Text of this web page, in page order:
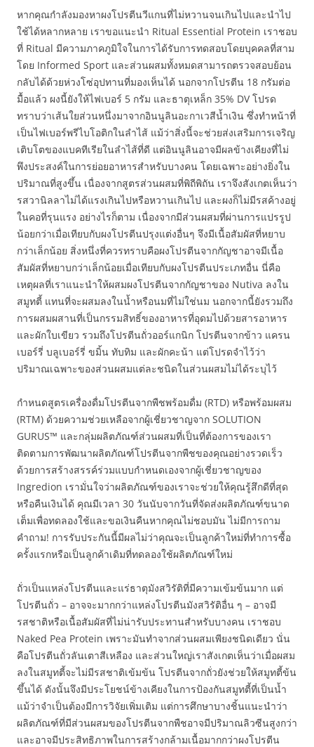
หากคุณกำลังมองหาผงโปรตีนวีแกนที่ไม่หวานจนเกินไปและนำไป
ใช้ได้หลากหลาย เราขอแนะนำ Ritual Essential Protein เราชอบ
ที่ Ritual มีความภาคภูมิใจในการได้รับการทดสอบโดยบุคคลที่สาม
โดย Informed Sport และส่วนผสมทั้งหมดสามารถตรวจสอบย้อน
กลับได้ด้วยห่วงโซ่อุปทานที่มองเห็นได้ นอกจากโปรตีน 18 กรัมต่อ
มื้อแล้ว ผงนี้ยังให้ไฟเบอร์ 5 กรัม และธาตุเหล็ก 35% DV โปรด
ทราบว่าเส้นใยส่วนหนึ่งมาจากอินนูลินอะกาเวสีน้ำเงิน ซึ่งทำหน้าที่
เป็นไฟเบอร์พรีไบโอติกในลำไส้ แม้ว่าสิ่งนี้จะช่วยส่งเสริมการเจริญ
เติบโตของแบคทีเรียในลำไส้ที่ดี แต่อินนูลินอาจมีผลข้างเคียงที่ไม่
พึงประสงค์ในการย่อยอาหารสำหรับบางคน โดยเฉพาะอย่างยิ่งใน
ปริมาณที่สูงขึ้น เนื่องจากสูตรส่วนผสมที่พิถีพิถัน เราจึงสังเกตเห็นว่า
รสวานิลลาไม่ได้แรงเกินไปหรือหวานเกินไป และผงก็ไม่มีรสค้างอยู่
ในคอที่รุนแรง อย่างไรก็ตาม เนื่องจากมีส่วนผสมที่ผ่านการแปรรูป
น้อยกว่าเมื่อเทียบกับผงโปรตีนปรุงแต่งอื่นๆ จึงมีเนื้อสัมผัสที่หยาบ
กว่าเล็กน้อย สิ่งหนึ่งที่ควรทราบคือผงโปรตีนจากกัญชาอาจมีเนื้อ
สัมผัสที่หยาบกว่าเล็กน้อยเมื่อเทียบกับผงโปรตีนประเภทอื่น นี่คือ
เหตุผลที่เราแนะนำให้ผสมผงโปรตีนจากกัญชาของ Nutiva ลงใน
สมูทตี้ แทนที่จะผสมลงในน้ำหรือนมที่ไม่ใช่นม นอกจากนี้ยังรวมถึง
การผสมผสานที่เป็นกรรมสิทธิ์ของอาหารที่อุดมไปด้วยสารอาหาร
และผักใบเขียว รวมถึงโปรตีนถั่วออร์แกนิก โปรตีนจากข้าว แครน
เบอร์รี่ บลูเบอร์รี่ ขมิ้น ทับทิม และผักคะน้า แต่โปรดจำไว้ว่า
ปริมาณเฉพาะของส่วนผสมแต่ละชนิดในส่วนผสมไม่ได้ระบุไว้
กำหนดสูตรเครื่องดื่มโปรตีนจากพืชพร้อมดื่ม (RTD) หรือพร้อมผสม
(RTM) ด้วยความช่วยเหลือจากผู้เชี่ยวชาญจาก SOLUTION
GURUS™ และกลุ่มผลิตภัณฑ์ส่วนผสมที่เป็นที่ต้องการของเรา
ติดตามการพัฒนาผลิตภัณฑ์โปรตีนจากพืชของคุณอย่างรวดเร็ว
ด้วยการสร้างสรรค์ร่วมแบบกำหนดเองจากผู้เชี่ยวชาญของ
Ingredion เรามั่นใจว่าผลิตภัณฑ์ของเราจะช่วยให้คุณรู้สึกดีที่สุด
หรือคืนเงินได้ คุณมีเวลา 30 วันนับจากวันที่จัดส่งผลิตภัณฑ์ขนาด
เต็มเพื่อทดลองใช้และขอเงินคืนหากคุณไม่ชอบมัน ไม่มีการถาม
คำถาม! การรับประกันนี้มีผลไม่ว่าคุณจะเป็นลูกค้าใหม่ที่ทำการซื้อ
ครั้งแรกหรือเป็นลูกค้าเดิมที่ทดลองใช้ผลิตภัณฑ์ใหม่
ถั่วเป็นแหล่งโปรตีนและแร่ธาตุมังสวิรัติที่มีความเข้มข้นมาก แต่
โปรตีนถั่ว – อาจจะมากกว่าแหล่งโปรตีนมังสวิรัติอื่น ๆ – อาจมี
รสชาติหรือเนื้อสัมผัสที่ไม่น่ารับประทานสำหรับบางคน เราชอบ
Naked Pea Protein เพราะมันทำจากส่วนผสมเพียงชนิดเดียว นั่น
คือโปรตีนถั่วลันเตาสีเหลือง และส่วนใหญ่เราสังเกตเห็นว่าเมื่อผสม
ลงในสมูทตี้จะไม่มีรสชาติเข้มข้น โปรตีนจากถั่วยังช่วยให้สมูทตี้ข้น
ขึ้นได้ ดังนั้นจึงมีประโยชน์ข้างเคียงในการป้องกันสมูทตี้ที่เป็นน้ำ
แม้ว่าจำเป็นต้องมีการวิจัยเพิ่มเติม แต่การศึกษาบางชิ้นแนะนำว่า
ผลิตภัณฑ์ที่มีส่วนผสมของโปรตีนจากพืชอาจมีปริมาณลิวซีนสูงกว่า
และอาจมีประสิทธิภาพในการสร้างกล้ามเนื้อมากกว่าผงโปรตีน